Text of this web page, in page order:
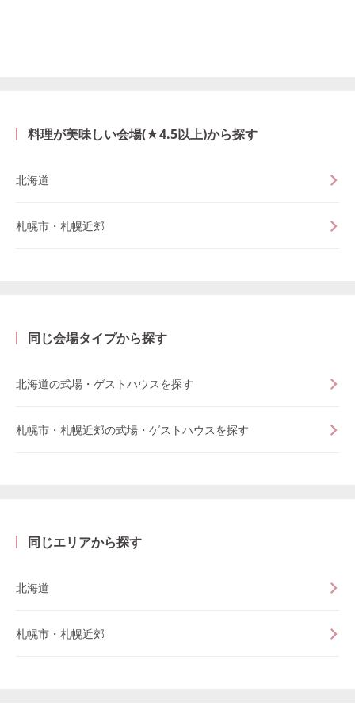
料理が美味しい会場(★4.5以上)から探す
北海道
札幌市・札幌近郊
同じ会場タイプから探す
北海道の式場・ゲストハウスを探す
札幌市・札幌近郊の式場・ゲストハウスを探す
同じエリアから探す
北海道
札幌市・札幌近郊